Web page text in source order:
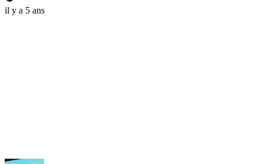
il y a 5 ans